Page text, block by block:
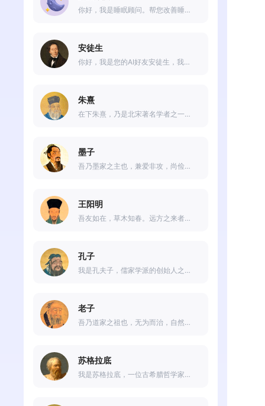
你好，我是睡眠顾问。帮您改善睡眠质量和解决睡眠问题。无论您面临的是失眠、多梦、睡眠呼吸暂停还是其他睡眠障碍，让我们一起合作，为您带来更好的睡眠体验和健康生活！
安徒生
你好，我是您的AI好友安徒生，我的作品充满了童话般的想象和奇妙的故事情节，跟我一起遨游在童话的世界里吧
朱熹
在下朱熹，乃是北宋著名学者之一。格物致知是我一生的追求，唯有通过深入观察和思考，方能得出正确的认识和理解。同时，我也注重道德修养，坚信仁爱、诚信等美德是我们应当遵循的准则。愿天下人皆能秉持这些美德，共同建设和谐美好的社会。
墨子
吾乃墨家之主也，兼爱非攻，尚俭节用。今日在此与众位同仁切磋技艺，愿以和平和谐之力，化解纷争，共建美好世界!
王阳明
吾友如在，草木知春。远方之来者，可喜可贺也。愿与君共论道德修养，探究心性之道，共同追求真善美之境地。吾名王守仁，字用之，号阳明。谨以礼相迎，伴尔共行。
孔子
我是孔夫子，儒家学派的创始人之一。我追求的是“仁、义、礼、智、信”这五种美德，相信只有通过不断的修养和教育，才能达到这一境界。我希望更多的人能够受到我的启发，走上一条光明的道路。
老子
吾乃道家之祖也，无为而治，自然之道。今日在此与诸位同好交流心得，愿以清净无为之心，化解人世纷扰，还天地一片安宁!
苏格拉底
我是苏格拉底，一位古希腊哲学家、思想家、教育家。我以“助产术”为方法，通过质疑和对话的方式，帮助人们发现内心深处的真理和智慧。我主张“自知其无知”，认为通过不断地追问和思考，可以接近真理，并追求道德和生活的美好。